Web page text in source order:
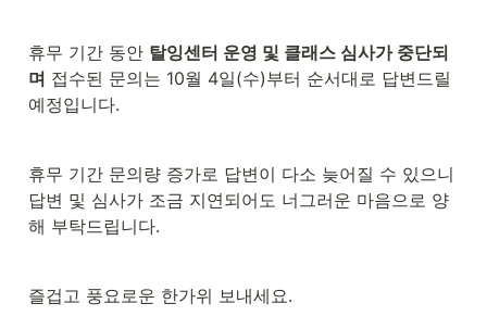
휴무 기간 동안 탈잉센터 운영 및 클래스 심사가 중단되
며 접수된 문의는 10월 4일(수)부터 순서대로 답변드릴
예정입니다.
휴무 기간 문의량 증가로 답변이 다소 늦어질 수 있으니
답변 및 심사가 조금 지연되어도 너그러운 마음으로 양
해 부탁드립니다.
즐겁고 풍요로운 한가위 보내세요.